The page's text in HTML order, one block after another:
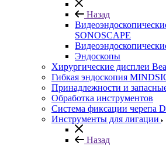
Назад
SONOSCAPE
Эндоскопы
Хирургические дисплеи
Гибкая эндоскопия
Принадлежности и
Обработка инструментов
Система фиксации черепа
Инструменты для лигации
Назад